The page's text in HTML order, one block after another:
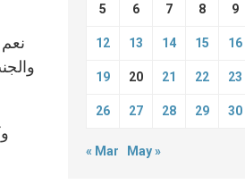
5 6 7 8 9
12 13 14 15 16
19 20 21 22 23
26 27 28 29 30
« Mar May »